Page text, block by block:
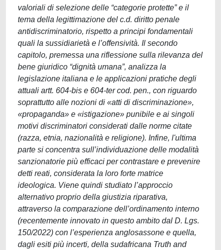
valoriali di selezione delle “categorie protette” e il
tema della legittimazione del c.d. diritto penale
antidiscriminatorio, rispetto a principi fondamentali
quali la sussidiarietà e l’offensività. Il secondo
capitolo, premessa una riflessione sulla rilevanza del
bene giuridico “dignità umana”, analizza la
legislazione italiana e le applicazioni pratiche degli
attuali artt. 604-bis e 604-ter cod. pen., con riguardo
soprattutto alle nozioni di «atti di discriminazione»,
«propaganda» e «istigazione» punibile e ai singoli
motivi discriminatori considerati dalle norme citate
(razza, etnia, nazionalità e religione). Infine, l'ultima
parte si concentra sull’individuazione delle modalità
sanzionatorie più efficaci per contrastare e prevenire
detti reati, considerata la loro forte matrice
ideologica. Viene quindi studiato l’approccio
alternativo proprio della giustizia riparativa,
attraverso la comparazione dell’ordinamento interno
(recentemente innovato in questo ambito dal D. Lgs.
150/2022) con l’esperienza anglosassone e quella,
dagli esiti più incerti, della sudafricana Truth and